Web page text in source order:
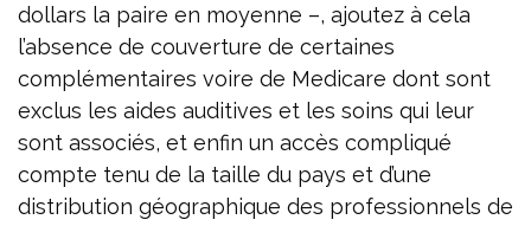
dollars la paire en moyenne –, ajoutez à cela
l’absence de couverture de certaines
complémentaires voire de Medicare dont sont
exclus les aides auditives et les soins qui leur
sont associés, et enfin un accès compliqué
compte tenu de la taille du pays et d’une
distribution géographique des professionnels de